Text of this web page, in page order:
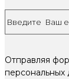
Отправляя
персональных